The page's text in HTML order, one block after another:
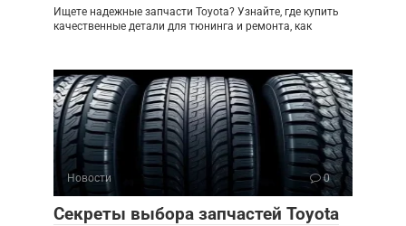
Ищете надежные запчасти Toyota? Узнайте, где купить
качественные детали для тюнинга и ремонта, как
Новости 0
Секреты выбора запчастей Toyota